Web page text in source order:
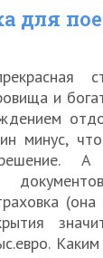
для
и
минус,